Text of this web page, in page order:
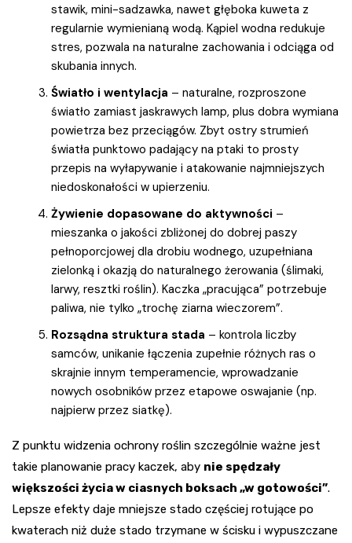
stawik, mini-sadzawka, nawet głęboka kuweta z
regularnie wymienianą wodą. Kąpiel wodna redukuje
stres, pozwala na naturalne zachowania i odciąga od
skubania innych.
Światło i wentylacja – naturalne, rozproszone
światło zamiast jaskrawych lamp, plus dobra wymiana
powietrza bez przeciągów. Zbyt ostry strumień
światła punktowo padający na ptaki to prosty
przepis na wyłapywanie i atakowanie najmniejszych
niedoskonałości w upierzeniu.
Żywienie dopasowane do aktywności –
mieszanka o jakości zbliżonej do dobrej paszy
pełnoporcjowej dla drobiu wodnego, uzupełniana
zielonką i okazją do naturalnego żerowania (ślimaki,
larwy, resztki roślin). Kaczka „pracująca” potrzebuje
paliwa, nie tylko „trochę ziarna wieczorem”.
Rozsądna struktura stada – kontrola liczby
samców, unikanie łączenia zupełnie różnych ras o
skrajnie innym temperamencie, wprowadzanie
nowych osobników przez etapowe oswajanie (np.
najpierw przez siatkę).
Z punktu widzenia ochrony roślin szczególnie ważne jest
takie planowanie pracy kaczek, aby nie spędzały
większości życia w ciasnych boksach „w gotowości”.
Lepsze efekty daje mniejsze stado częściej rotujące po
kwaterach niż duże stado trzymane w ścisku i wypuszczane